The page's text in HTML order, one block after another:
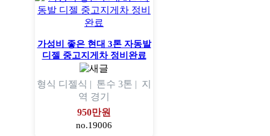
가성비 좋은 현대 3톤 자동발
디젤 중고지게차 정비완료
형식 디젤식 | 톤수 3톤 | 지
역 경기
950만원
no.19006